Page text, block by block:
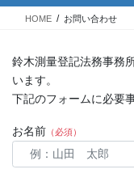
ス
ン
HOME お問い合わせ
鈴木測量登記法務事務
います。
下記のフォームに必要
お名前 （必須）